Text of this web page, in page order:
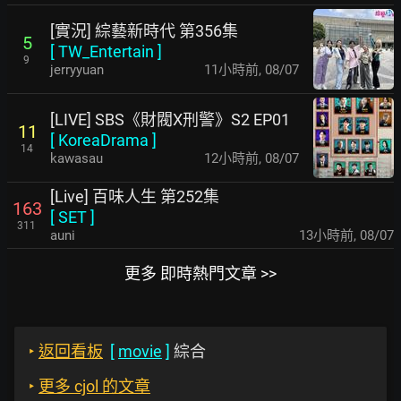
5
9
[實況] 綜藝新時代 第356集
[TW_Entertain ]
jerryyuan 11小時前, 08/07
11
14
[LIVE] SBS《財閥X刑警》S2 EP01
[ KoreaDrama ]
kawasau 12小時前, 08/07
163
311
[Live] 百味人生 第252集
[SET]
auni 13小時前, 08/07
更多 即時熱門文章 >>
‣ 返回看板 [ movie ] 綜合
‣ 更多 cjol 的文章